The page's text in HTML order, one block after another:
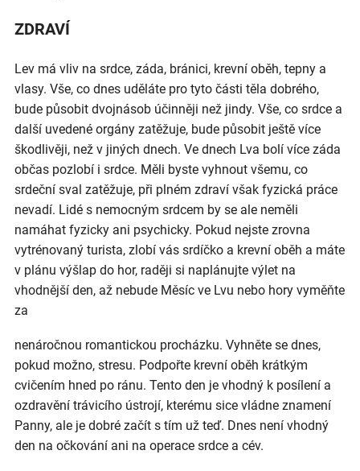
ZDRAVÍ
Lev má vliv na srdce, záda, bránici, krevní oběh, tepny a
vlasy. Vše, co dnes uděláte pro tyto části těla dobrého,
bude působit dvojnásob účinněji než jindy. Vše, co srdce a
další uvedené orgány zatěžuje, bude působit ještě více
škodlivěji, než v jiných dnech. Ve dnech Lva bolí více záda
občas pozlobí i srdce. Měli byste vyhnout všemu, co
srdeční sval zatěžuje, při plném zdraví však fyzická práce
nevadí. Lidé s nemocným srdcem by se ale neměli
namáhat fyzicky ani psychicky. Pokud nejste zrovna
vytrénovaný turista, zlobí vás srdíčko a krevní oběh a máte
v plánu výšlap do hor, raději si naplánujte výlet na
vhodnější den, až nebude Měsíc ve Lvu nebo hory vyměňte
za
nenáročnou romantickou procházku. Vyhněte se dnes,
pokud možno, stresu. Podpořte krevní oběh krátkým
cvičením hned po ránu. Tento den je vhodný k posílení a
ozdravění trávicího ústrojí, kterému sice vládne znamení
Panny, ale je dobré začít s tím už teď. Dnes není vhodný
den na očkování ani na operace srdce a cév.